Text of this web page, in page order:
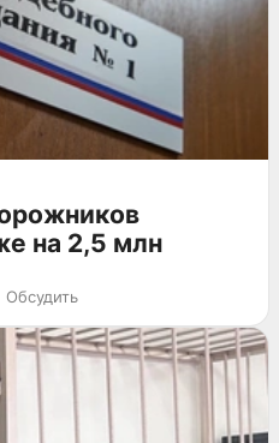
на 2,5 млн
Обсудить